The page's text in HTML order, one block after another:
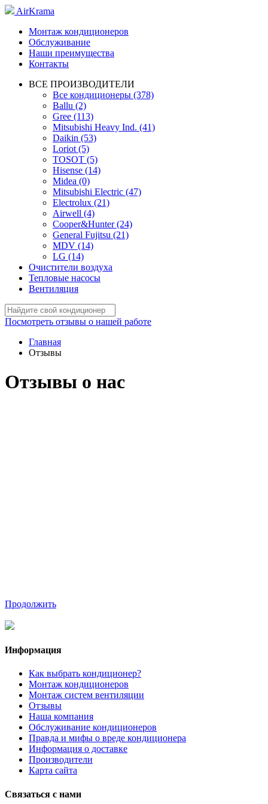
AirKrama
Монтаж кондиционеров
Обслуживание
Наши преимущества
Контакты
ВСЕ ПРОИЗВОДИТЕЛИ
Все кондиционеры (378)
Ballu (2)
Gree (113)
Mitsubishi Heavy Ind. (41)
Daikin (53)
Loriot (5)
TOSOT (5)
Hisense (14)
Midea (0)
Mitsubishi Electric (47)
Electrolux (21)
Airwell (4)
Cooper&Hunter (24)
General Fujitsu (21)
MDV (14)
LG (14)
Очистители воздуха
Тепловые насосы
Вентиляция
Посмотреть отзывы о нашей работе
Главная
Отзывы
Отзывы о нас
Продолжить
Информация
Как выбрать кондиционер?
Монтаж кондиционеров
Монтаж систем вентиляции
Отзывы
Наша компания
Обслуживание кондиционеров
Правда и мифы о вреде кондиционера
Информация о доставке
Производители
Карта сайта
Связаться с нами